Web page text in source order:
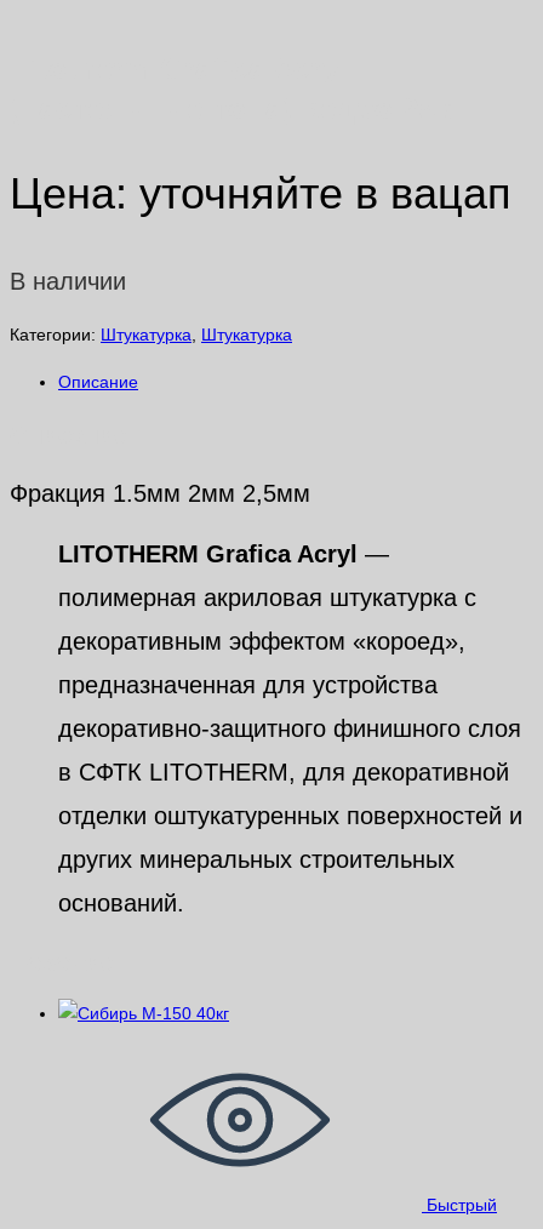
Цена: уточняйте в вацап
В наличии
Категории: Штукатурка Штукатурка
Описание
Фракция 1.5мм 2мм 2,5мм
LITOTHERM Grafica Acryl —
полимерная акриловая штукатурка с
декоративным эффектом «короед»,
предназначенная для устройства
декоративно-защитного финишного слоя
в СФТК LITOTHERM, для декоративной
отделки оштукатуренных поверхностей и
других минеральных строительных
оснований.
Быстрый